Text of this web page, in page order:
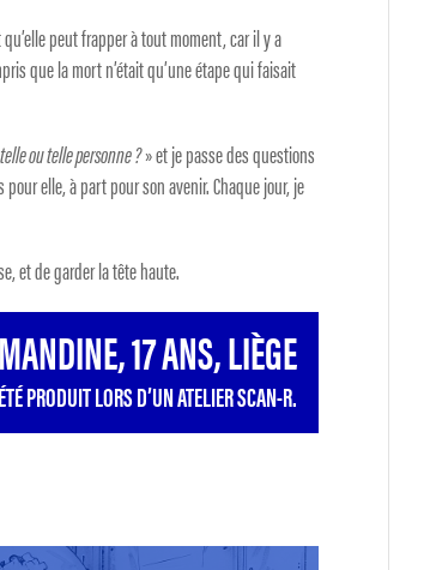
peut frapper à tout moment, car il y a
que la mort n’était qu’une étape qui faisait
ou telle personne ?» et je passe des questions
elle, à part pour son avenir. Chaque jour, je
et de garder la tête haute.
17 ANS, LIÈGE
PRODUIT LORS D’UN ATELIER SCAN-R.